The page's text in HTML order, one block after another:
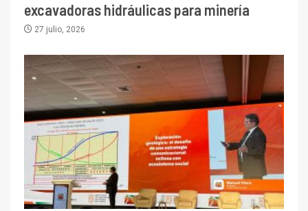
excavadoras hidráulicas para minería
27 julio, 2026